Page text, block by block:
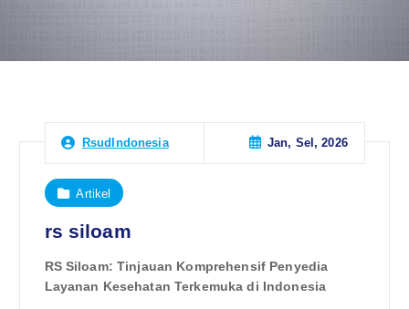
RsudIndonesia Jan, Sel, 2026
Artikel
rs siloam
RS Siloam: Tinjauan Komprehensif Penyedia
Layanan Kesehatan Terkemuka di Indonesia